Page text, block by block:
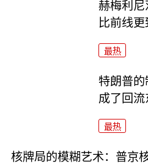
赫梅利
比前线
最热
特朗普
成了回流
最热
核牌局的模糊艺术：普京